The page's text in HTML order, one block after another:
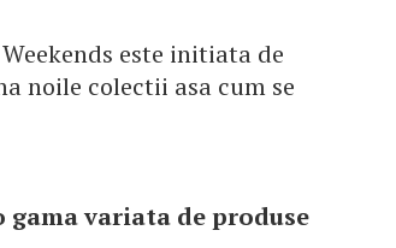
este initiata de
noile colectii asa cum se
variata de produse